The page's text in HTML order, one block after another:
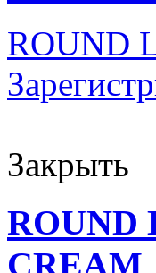
ROUND
Закрыть
ROUND